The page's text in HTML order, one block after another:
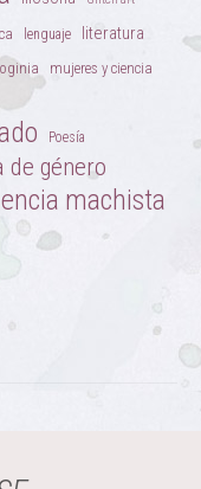
lenguaje literatura
mujeres y ciencia
Poesía
de género
machista